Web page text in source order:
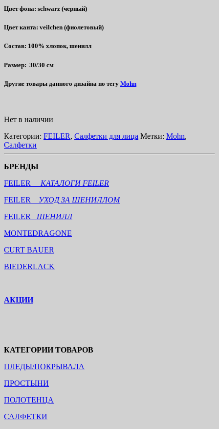
Цвет фона: schwarz (черный)
Цвет канта: veilchen (фиолетовый)
Состав: 100% хлопок, шенилл
Размер: 30/30 см
Другие товары данного дизайна по тегу Mohn
Нет в наличии
Категории: FEILER, Салфетки для лица Метки: Mohn,
Салфетки
БРЕНДЫ
FEILER КАТАЛОГИ FEILER
FEILER
УХОД ЗА ШЕНИЛЛОМ
FEILER ШЕНИЛЛ
MONTEDRAGONE
CURT BAUER
BIEDERLACK
АКЦИИ
КАТЕГОРИИ ТОВАРОВ
ПЛЕДЫ/ПОКРЫВАЛА
ПРОСТЫНИ
ПОЛОТЕНЦА
САЛФЕТКИ